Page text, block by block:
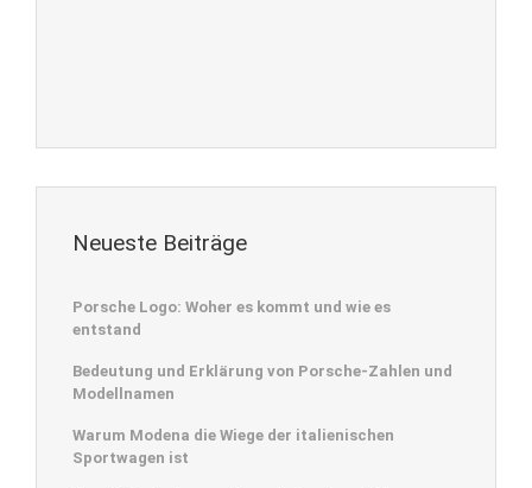
Neueste Beiträge
Porsche Logo: Woher es kommt und wie es
entstand
Bedeutung und Erklärung von Porsche-Zahlen und
Modellnamen
Warum Modena die Wiege der italienischen
Sportwagen ist